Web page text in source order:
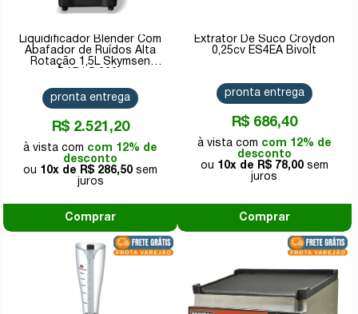
Liquidificador Blender Com
Abafador de Ruídos Alta
Rotação 1,5L Skymsen
R$ 2.521,20
com 12% de
desconto
10x de
R$ 286,50
pronta entrega
Comprar
Extrator De Suco Croydon
0,25cv ES4EA Bivolt
R$ 686,40
com 12% de
desconto
10x de
R$ 78,00
pronta entrega
Comprar